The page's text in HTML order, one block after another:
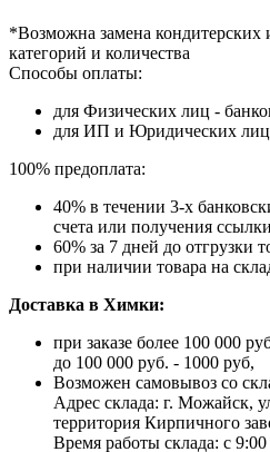
*Возможна замена кондитерских
категорий и количества
Способы оплаты:
для Физических лиц -
для ИП и Юридических лиц
100% предоплата:
40% в течении 3-х
счета или получения
60% за 7 дней до отгрузки
при наличии товара на
Доставка в Химки:
при заказе более 100 000
до 100 000 руб. - 1000 руб,
Возможен самовывоз со
Адрес склада: г. Можайск,
территория Кирпичного
Время работы склада: с 9:00